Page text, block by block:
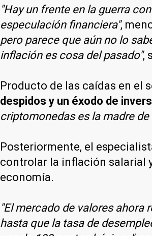
"Hay un frente en la guerra
especulación financiera",
pero parece que aún no lo
inflación es cosa del pasado",
Producto de las caídas en el
despidos y un éxodo de
criptomonedas es la madre
Posteriormente, el
controlar la inflación salarial
economía.
"El mercado de valores ahora
hasta que la tasa de